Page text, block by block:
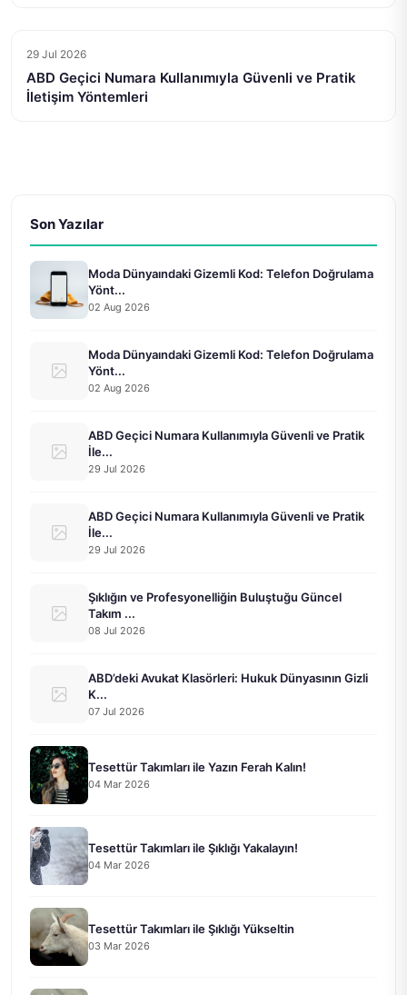
29 Jul 2026
ABD Geçici Numara Kullanımıyla Güvenli ve Pratik
İletişim Yöntemleri
Son Yazılar
Moda Dünyaındaki Gizemli Kod: Telefon Doğrulama
Yönt...
02 Aug 2026
Moda Dünyaındaki Gizemli Kod: Telefon Doğrulama
Yönt...
02 Aug 2026
ABD Geçici Numara Kullanımıyla Güvenli ve Pratik
İle...
29 Jul 2026
ABD Geçici Numara Kullanımıyla Güvenli ve Pratik
İle...
29 Jul 2026
Şıklığın ve Profesyonelliğin Buluştuğu Güncel
Takım ...
08 Jul 2026
ABD’deki Avukat Klasörleri: Hukuk Dünyasının Gizli
K...
07 Jul 2026
Tesettür Takımları ile Yazın Ferah Kalın!
04 Mar 2026
Tesettür Takımları ile Şıklığı Yakalayın!
04 Mar 2026
Tesettür Takımları ile Şıklığı Yükseltin
03 Mar 2026